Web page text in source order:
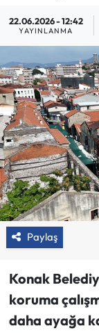
22.06.2026 - 12:42
YAYINLANMA
Paylaş
Konak
koruma
daha ayağa